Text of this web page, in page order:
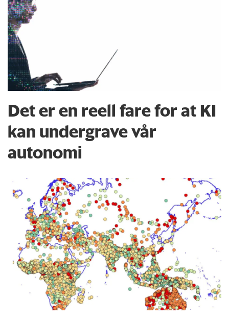
Det er en reell fare for at KI
kan undergrave vår
autonomi